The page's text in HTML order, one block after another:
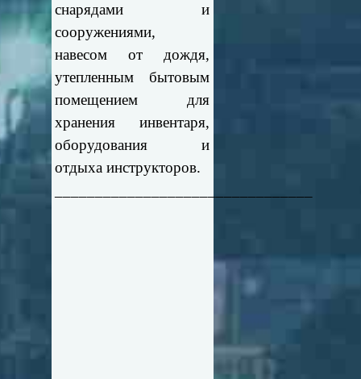
снарядами и
сооружениями,
навесом от дождя,
утепленным бытовым
помещением для
хранения инвентаря,
оборудования и
отдыха инструкторов.